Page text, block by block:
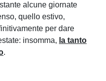
alcune giornate
quello estivo,
per dare
insomma, la tanto
.